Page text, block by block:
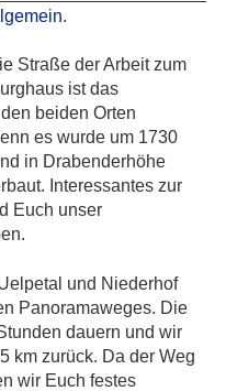
.
Straße der Arbeit zum
ist das
beiden Orten
es wurde um 1730
in Drabenderhöhe
Interessantes zur
Euch unser
und Niederhof
Panoramaweges. Die
dauern und wir
km zurück. Da der Weg
wir Euch festes